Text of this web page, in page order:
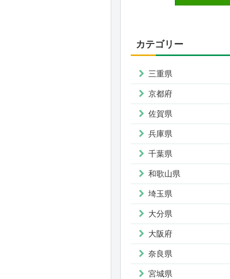
カテゴリー
三重県
京都府
佐賀県
兵庫県
千葉県
和歌山県
埼玉県
大分県
大阪府
奈良県
宮城県